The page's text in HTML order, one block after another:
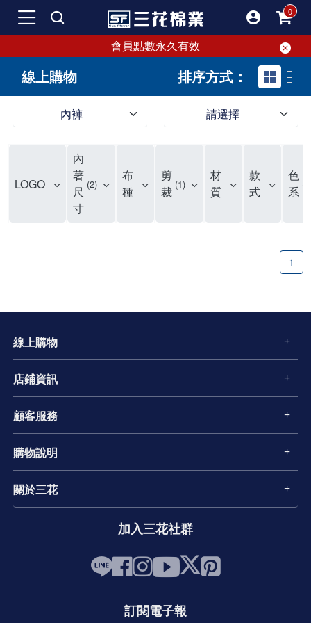
會員點數永久有效
線上購物 排序方式：
內褲 請選擇
LOGO
內
著
尺
寸
2
布
種
剪
裁 1
材
質
款
式
色
系
1
線上購物
店鋪資訊
顧客服務
購物說明
關於三花
加入三花社群
訂閱電子報